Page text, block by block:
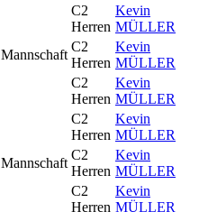
C2
Herren
Kevin
MÜLLER
Mannschaft
C2
Herren
Kevin
MÜLLER
C2
Herren
Kevin
MÜLLER
C2
Herren
Kevin
MÜLLER
Mannschaft
C2
Herren
Kevin
MÜLLER
C2
Herren
Kevin
MÜLLER